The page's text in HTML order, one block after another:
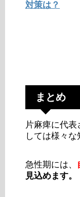
対策は？
まとめ
片麻痺に代
しては様々な
急性期には、
見込めます。